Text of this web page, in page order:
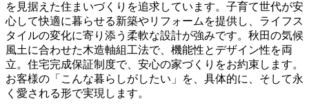
を見据えた住まいづくりを追求しています。子育て世代が安
心して快適に暮らせる新築やリフォームを提供し、ライフス
タイルの変化に寄り添う柔軟な設計が強みです。秋田の気候
風土に合わせた木造軸組工法で、機能性とデザイン性を両
立。住宅完成保証制度で、安心の家づくりをお約束します。
お客様の「こんな暮らしがしたい」を、具体的に、そして永
く愛される形で実現します。